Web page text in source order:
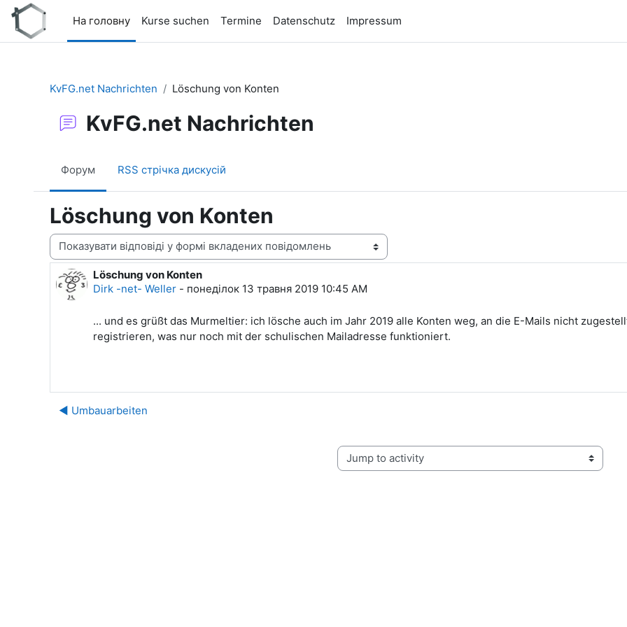
Перейти до головного вмісту
На головну
Kurse suchen Termine Datenschutz Impressum
KvFG.net Nachrichten
Löschung von Konten
KvFG.net Nachrichten
Форум RSS стрічка дискусій
Löschung von Konten
Тип показу
Löschung von Konten
Dirk -net- Weller - понеділок 13 травня 2019 10:45 AM
Кількість відповідей: 0
... und es grüßt das Murmeltier: ich lösche auch im Jahr 2019 alle Konten weg, an die E-Mails nicht
registrieren, was nur noch mit der schulischen Mailadresse funktioniert.
◀︎ Umbauarbeiten
Jump to activity